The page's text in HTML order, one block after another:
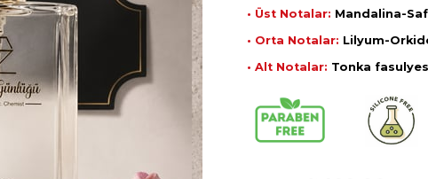
• Üst Notalar: Mandalina-
• Orta Notalar: Lilyum-
• Alt Notalar: Tonka